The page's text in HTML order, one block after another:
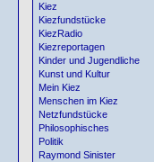
Kiez
Kiezfundstücke
KiezRadio
Kiezreportagen
Kinder und Jugendliche
Kunst und Kultur
Mein Kiez
Menschen im Kiez
Netzfundstücke
Philosophisches
Politik
Raymond Sinister